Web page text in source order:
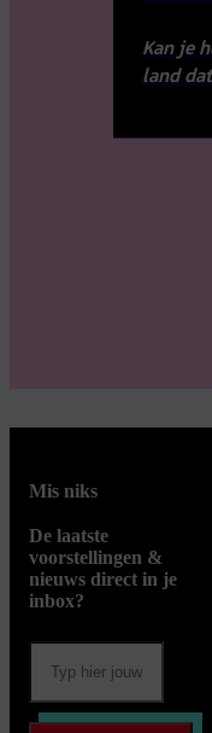
Kan je
land
Mis niks
De laatste
voorstellingen &
nieuws direct in je
inbox?